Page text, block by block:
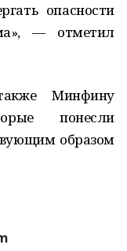
опасности
— отметил
Минфину
понесли
образом